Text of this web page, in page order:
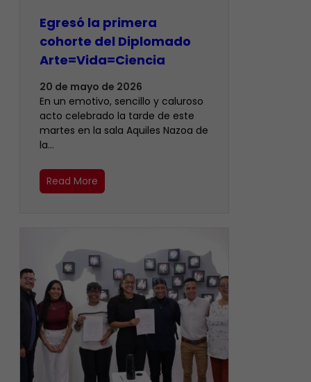
Egresó la primera
cohorte del Diplomado
Arte=Vida=Ciencia
20 de mayo de 2026
En un emotivo, sencillo y caluroso
acto celebrado la tarde de este
martes en la sala Aquiles Nazoa de
la…
Read More